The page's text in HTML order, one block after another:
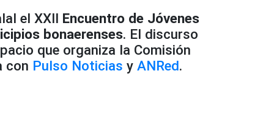
el XXII Encuentro de Jóvenes
bonaerenses. El discurso
que organiza la Comisión
con Pulso Noticias y ANRed.